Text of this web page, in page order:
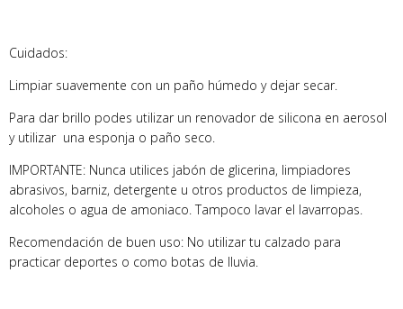
Cuidados:
Limpiar suavemente con un paño húmedo y dejar secar.
Para dar brillo podes utilizar un renovador de silicona en aerosol
y utilizar una esponja o paño seco.
IMPORTANTE: Nunca utilices jabón de glicerina, limpiadores
abrasivos, barniz, detergente u otros productos de limpieza,
alcoholes o agua de amoniaco. Tampoco lavar el lavarropas.
Recomendación de buen uso: No utilizar tu calzado para
practicar deportes o como botas de lluvia.